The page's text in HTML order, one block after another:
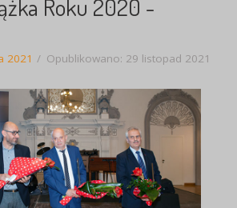
Roku 2020 -
2021 Opublikowano: 29 listopad 2021